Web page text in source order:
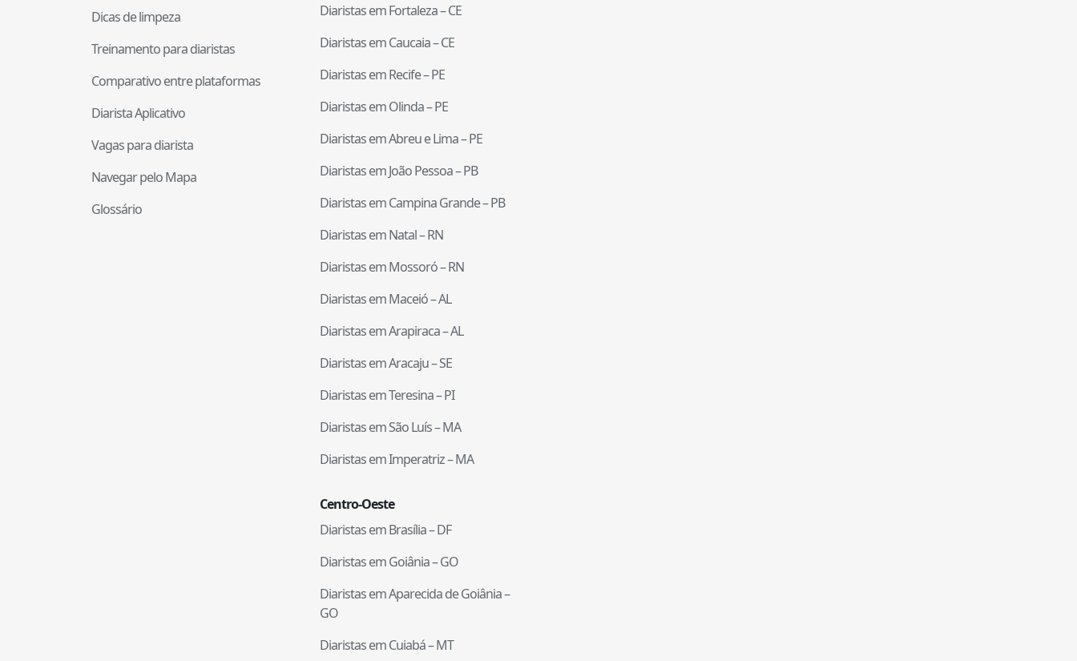
Dicas de limpeza
Treinamento para diaristas
Comparativo entre plataformas
Diarista Aplicativo
Vagas para diarista
Navegar pelo Mapa
Glossário
Diaristas emFortaleza–CE
Diaristas emCaucaia–CE
Diaristas emRecife–PE
Diaristas emOlinda–PE
Diaristas emAbreu e Lima–PE
Diaristas emJoão Pessoa–PB
Diaristas emCampina Grande–PB
Diaristas emNatal–RN
Diaristas emMossoró–RN
Diaristas emMaceió–AL
Diaristas emArapiraca–AL
Diaristas emAracaju–SE
Diaristas emTeresina–PI
Diaristas emSão Luís–MA
Diaristas emImperatriz–MA
Centro-Oeste
Diaristas emBrasília–DF
Diaristas emGoiânia–GO
Diaristas emAparecida de Goiânia–
GO
Diaristas emCuiabá–MT